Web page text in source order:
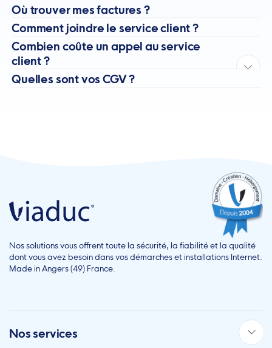
Où trouver mes factures ?
Comment joindre le service client ?
Combien coûte un appel au service
client ?
Quelles sont vos CGV ?
Nos solutions vous offrent toute la sécurité, la fiabilité et la qualité
dont vous avez besoin dans vos démarches et installations Internet.
Made in Angers (49) France.
Nos services